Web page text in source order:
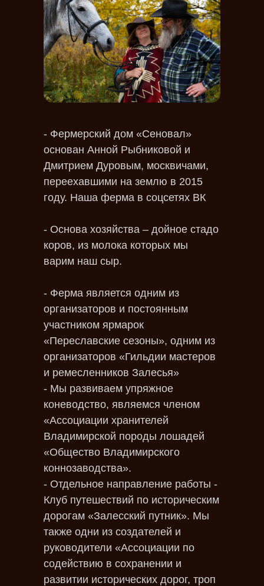
- Фермерский дом «Сеновал»
основан Анной Рыбниковой и
Дмитрием Дуровым, москвичами,
переехавшими на землю в 2015
году. Наша ферма в соцсетях ВК
- Основа хозяйства – дойное стадо
коров, из молока которых мы
варим наш сыр.
- Ферма является одним из
организаторов и постоянным
участником ярмарок
«Переславские сезоны», одним из
организаторов «Гильдии мастеров
и ремесленников Залесья»
- Мы развиваем упряжное
коневодство, являемся членом
«Ассоциации хранителей
Владимирской породы лошадей
«Общество Владимирского
коннозаводства».
- Отдельное направление работы -
Клуб путешествий по историческим
дорогам «Залесский путник». Мы
также одни из создателей и
руководители «Ассоциации по
содействию в сохранении и
развитии исторических дорог, троп